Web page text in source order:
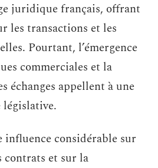
juridique français, offrant
les transactions et les
Pourtant, l’émergence
commerciales et la
échanges appellent à une
influence considérable sur
contrats et sur la